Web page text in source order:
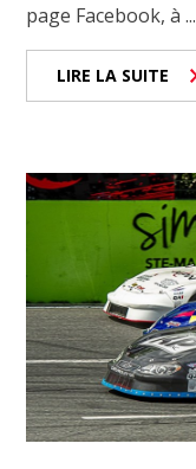
page Facebook, à ...
LIRE LA SUITE